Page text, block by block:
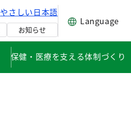
やさしい日本語
お知らせ
Language
保健・医療を支える体制づくり